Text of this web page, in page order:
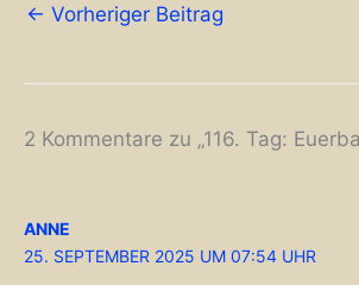
← Vorheriger Beitrag
2 Kommentare zu „116. Tag:
ANNE
25. SEPTEMBER 2025 UM 07:54 UHR